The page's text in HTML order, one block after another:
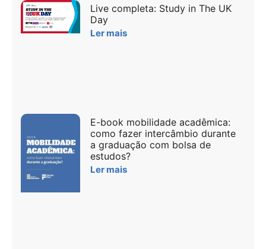
Live completa: Study in The UK
Day
Ler mais
E-book mobilidade acadêmica:
como fazer intercâmbio durante
a graduação com bolsa de
estudos?
Ler mais